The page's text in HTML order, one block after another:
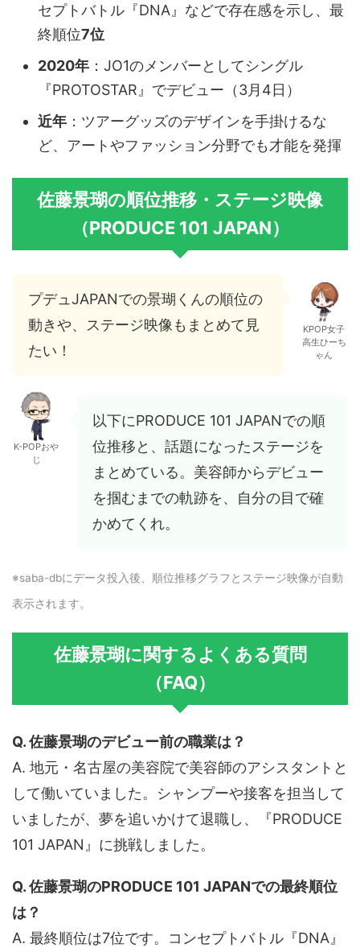
セプトバトル『DNA』などで存在感を示し、最
終順位7位
2020年 ：JO1のメンバーとしてシングル
『PROTOSTAR』でデビュー（3月4日）
近年 ：ツアーグッズのデザインを手掛けるな
ど、アートやファッション分野でも才能を発揮
佐藤景瑚の順位推移・ステージ映像
（PRODUCE 101 JAPAN）
プデュJAPANでの景瑚くんの順位の
動きや、ステージ映像もまとめて見
たい！
KPOP女子
高生ひーち
ゃん
K-POPおや
じ
以下にPRODUCE 101 JAPANでの順
位推移と、話題になったステージを
まとめている。美容師からデビュー
を掴むまでの軌跡を、自分の目で確
かめてくれ。
※saba-dbにデータ投入後、順位推移グラフとステージ映像が自動
表示されます。
佐藤景瑚に関するよくある質問
（FAQ）
Q. 佐藤景瑚のデビュー前の職業は？
A. 地元・名古屋の美容院で美容師のアシスタントと
して働いていました。シャンプーや接客を担当して
いましたが、夢を追いかけて退職し、『PRODUCE
101 JAPAN』に挑戦しました。
Q. 佐藤景瑚のPRODUCE 101 JAPANでの最終順位
は？
A. 最終順位は7位です。コンセプトバトル『DNA』